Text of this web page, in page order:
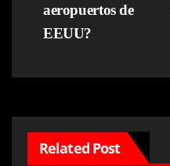
aeropuertos de
EEUU?
Related Post